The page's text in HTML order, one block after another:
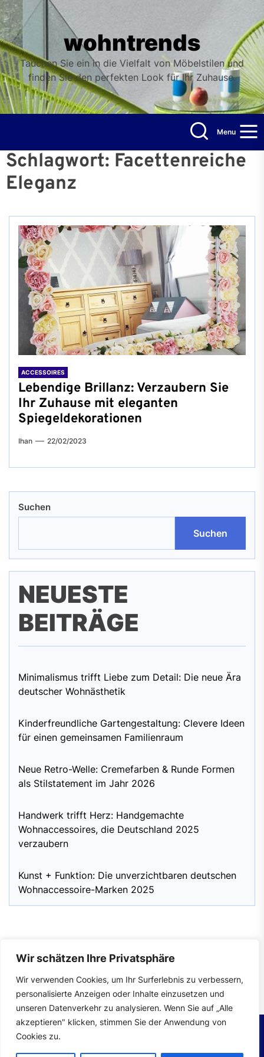
Wir schätzen Ihre Privatsphäre
Wir verwenden Cookies, um Ihr Surferlebnis zu verbessern,
personalisierte Anzeigen oder Inhalte einzusetzen und
unseren Datenverkehr zu analysieren. Wenn Sie auf „Alle
akzeptieren" klicken, stimmen Sie der Anwendung von
Cookies zu.
Skip
to
the
content
wohntrends
Tauchen Sie ein in die Vielfalt von Möbelstilen und
finden Sie den perfekten Look für Ihr Zuhause.
Menu
Schlagwort: Facettenreiche
Eleganz
ACCESSOIRES
Lebendige Brillanz: Verzaubern Sie
Ihr Zuhause mit eleganten
Spiegeldekorationen
Ihan 22/02/2023
Suchen
Suchen
NEUESTE
BEITRÄGE
Minimalismus trifft Liebe zum Detail: Die neue Ära
deutscher Wohnästhetik
Kinderfreundliche Gartengestaltung: Clevere Ideen
für einen gemeinsamen Familienraum
Neue Retro-Welle: Cremefarben & Runde Formen
als Stilstatement im Jahr 2026
Handwerk trifft Herz: Handgemachte
Wohnaccessoires, die Deutschland 2025
verzaubern
Kunst + Funktion: Die unverzichtbaren deutschen
Wohnaccessoire-Marken 2025
Impressum|Datenschutzerklärung